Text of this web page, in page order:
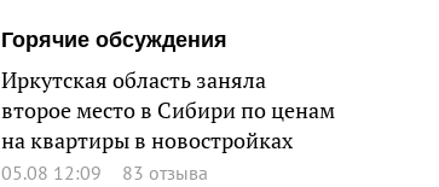
Горячие обсуждения
Иркутская область заняла
второе место в Сибири по ценам
на квартиры в новостройках
05.08 12:09 83 отзыва